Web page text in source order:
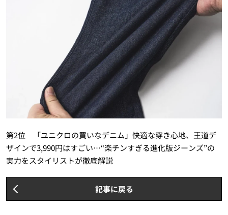
第2位 「ユニクロの買いなデニム」快適な穿き心地、王道デ
ザインで3,990円はすごい…“楽チンすぎる進化版ジーンズ”の
実力をスタイリストが徹底解説
記事に戻る